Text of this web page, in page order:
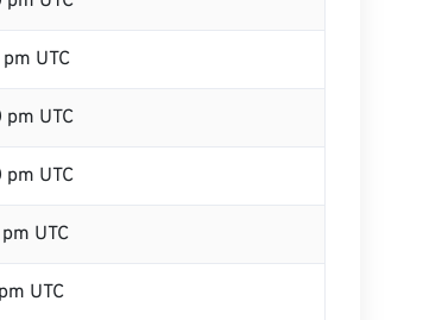
UTC
UTC
UTC
UTC
UTC